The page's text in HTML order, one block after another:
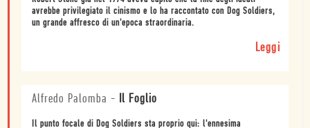
avrebbe privilegiato il cinismo e lo ha raccontato con Dog Soldiers,
un grande affresco di un'epoca straordinaria.
Leggi
Alfredo Palomba - Il Foglio
Il punto focale di Dog Soldiers sta proprio qui: l'ennesima